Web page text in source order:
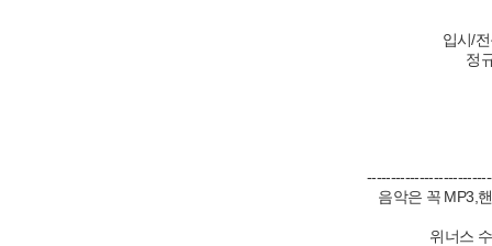
입시/전
정
음악은 꼭 MP3,
위너스